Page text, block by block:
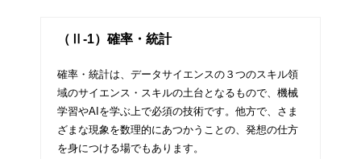
（Ⅱ-1）確率・統計
確率・統計は、データサイエンスの３つのスキル領
域のサイエンス・スキルの土台となるもので、機械
学習やAIを学ぶ上で必須の技術です。他方で、さま
ざまな現象を数理的にあつかうことの、発想の仕方
を身につける場でもあります。